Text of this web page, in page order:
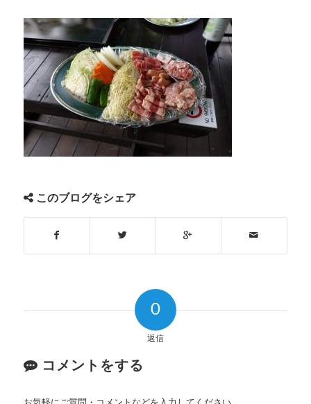
このブログをシェア
0
返信
コメントをする
お気軽にご質問・コメントなどを入力してください。